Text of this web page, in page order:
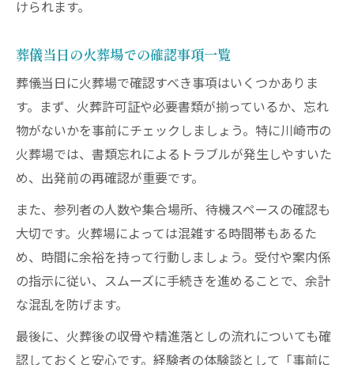
けられます。
葬儀当日の火葬場での確認事項一覧
葬儀当日に火葬場で確認すべき事項はいくつかありま
す。まず、火葬許可証や必要書類が揃っているか、忘れ
物がないかを事前にチェックしましょう。特に川崎市の
火葬場では、書類忘れによるトラブルが発生しやすいた
め、出発前の再確認が重要です。
また、参列者の人数や集合場所、待機スペースの確認も
大切です。火葬場によっては混雑する時間帯もあるた
め、時間に余裕を持って行動しましょう。受付や案内係
の指示に従い、スムーズに手続きを進めることで、余計
な混乱を防げます。
最後に、火葬後の収骨や精進落としの流れについても確